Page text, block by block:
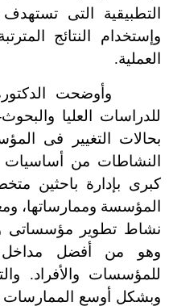
التطبيقية التى
وإستخدام النتائج
العملية.
وأوضحت الدكتوره/
للدراسات العليا
بحالات التغيير فى
النشاطات من
كبرى بإدارة باحثين
المؤسسة وممارساتها،
نشاط تطوير مؤسساتى
وهو من أفضل مداخل
للمؤسسات والأفراد.
وبشكل أوسع الممارسات